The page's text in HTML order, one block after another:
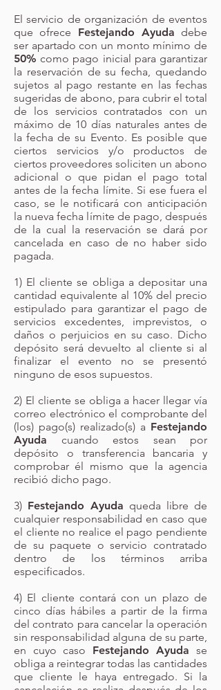
El servicio de organización de eventos
que ofrece Festejando Ayuda debe
ser apartado con un monto mínimo de
50% como pago inicial para garantizar
la reservación de su fecha, quedando
sujetos al pago restante en las fechas
sugeridas de abono, para cubrir el total
de los servicios contratados con un
máximo de 10 días naturales antes de
la fecha de su Evento. Es posible que
ciertos servicios y/o productos de
ciertos proveedores soliciten un abono
adicional o que pidan el pago total
antes de la fecha límite. Si ese fuera el
caso, se le notificará con anticipación
la nueva fecha límite de pago, después
de la cual la reservación se dará por
cancelada en caso de no haber sido
pagada.
1) El cliente se obliga a depositar una
cantidad equivalente al 10% del precio
estipulado para garantizar el pago de
servicios excedentes, imprevistos, o
daños o perjuicios en su caso. Dicho
depósito será devuelto al cliente si al
finalizar el evento no se presentó
ninguno de esos supuestos.
2) El cliente se obliga a hacer llegar vía
correo electrónico el comprobante del
(los) pago(s) realizado(s) a Festejando
Ayuda cuando estos sean por
depósito o transferencia bancaria y
comprobar él mismo que la agencia
recibió dicho pago.
3) Festejando Ayuda queda libre de
cualquier responsabilidad en caso que
el cliente no realice el pago pendiente
de su paquete o servicio contratado
dentro de los términos arriba
especificados.
4) El cliente contará con un plazo de
cinco días hábiles a partir de la firma
del contrato para cancelar la operación
sin responsabilidad alguna de su parte,
en cuyo caso Festejando Ayuda se
obliga a reintegrar todas las cantidades
que cliente le haya entregado. Si la